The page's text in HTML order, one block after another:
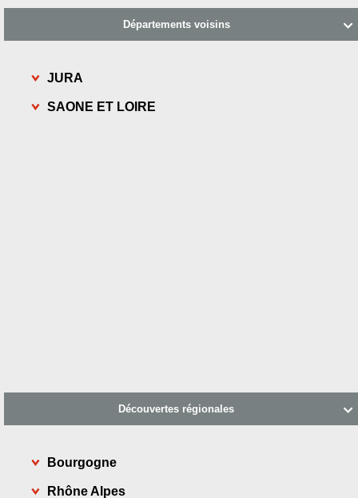

Départements voisins
JURA
SAONE ET LOIRE

Découvertes régionales
Bourgogne
Rhône Alpes